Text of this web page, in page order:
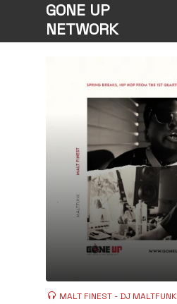
GONE UP
NETWORK
MALT FINEST - DJ MALTFUNK